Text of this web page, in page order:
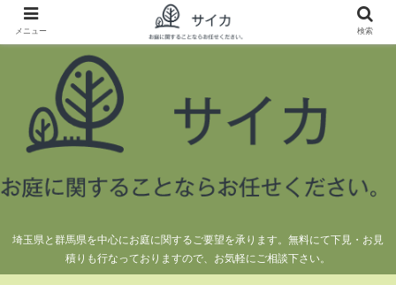
埼玉県と群馬県を中心にお庭に関するご要望を承ります。無料にて下見・お見
積りも行なっておりますので、お気軽にご相談下さい。
メニュー 検索